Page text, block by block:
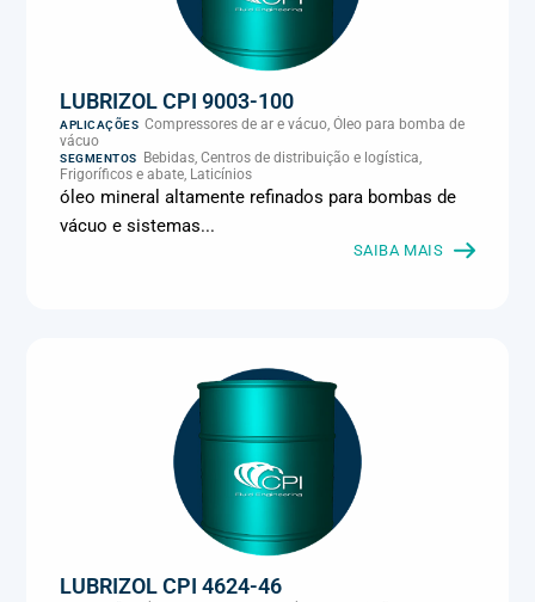
LUBRIZOL CPI 9003-100
APLICAÇÕES Compressores de ar e vácuo, Óleo para bomba de
vácuo
SEGMENTOS
Bebidas, Centros de distribuição e logística,
Frigoríficos e abate, Laticínios
óleo mineral altamente refinados para bombas de
vácuo e sistemas...
SAIBA MAIS
LUBRIZOL CPI 4624-46